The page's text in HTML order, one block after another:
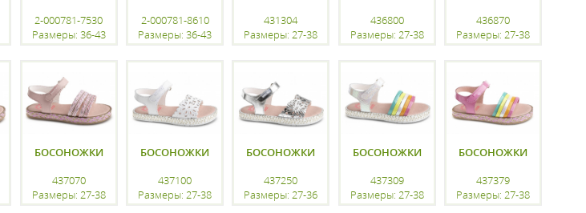
2-000781-7530
Размеры: 36-43
2-000781-8610
Размеры: 36-43
431304
Размеры: 27-38
436800
Размеры: 27-38
436870
Размеры: 27-38
БОСОНОЖКИ
437070
Размеры: 27-38
БОСОНОЖКИ
437100
Размеры: 27-38
БОСОНОЖКИ
437250
Размеры: 27-36
БОСОНОЖКИ
437309
Размеры: 27-38
БОСОНОЖКИ
437379
Размеры: 27-38